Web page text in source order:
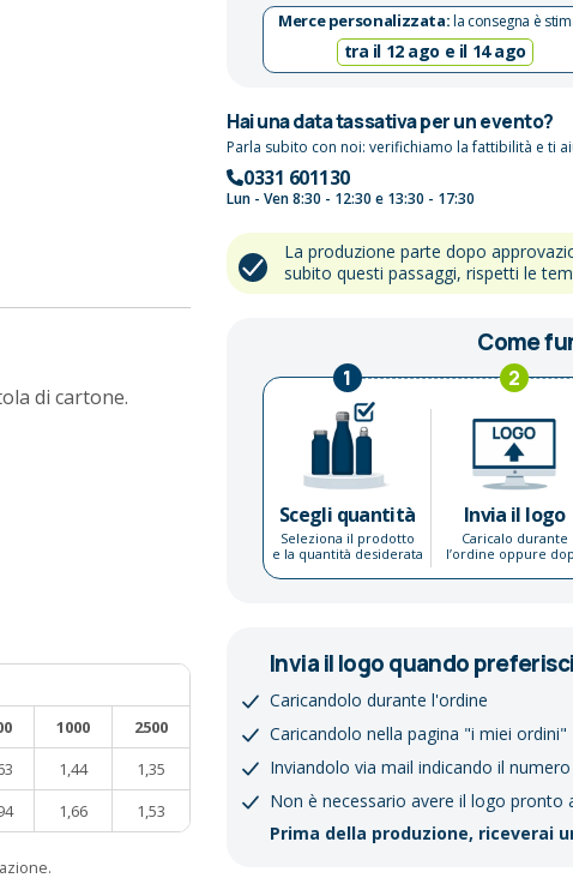
di cartone.
Merce personalizzata:la consegna è
tra il 12 ago e il 14 ago
Hai una data tassativa per un evento?
Parla subito con noi: verifichiamo la fattibilità e ti
0331 601130
Lun - Ven 8:30 - 12:30 e 13:30 - 17:30
La produzione parte dopo
subito questi passaggi, rispetti le
Come
1
Scegli quantità
Seleziona il prodotto
e la quantità desiderata
2
Invia il logo
Caricalo durante
l’ordine oppure
1000
2500
1,44
1,35
1,66 1,53
Invia il logo quando preferisci
Caricandolo durante l'ordine
Caricandolo nella pagina "i miei ordini"
Inviandolo via mail indicando il
Non è necessario avere il logo pronto
Prima della produzione, riceverai